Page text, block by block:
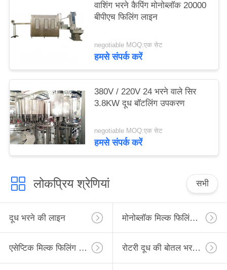
वाशिंग भरने कैपिंग मोनोब्लॉक 20000
बीपीएच फिलिंग लाइन
negotiable MOQ:एक सेट
हमसे संपर्क करें
380V / 220V 24 भरने वाले सिर
3.8KW दूध बॉटलिंग उपकरण
negotiable MOQ:एक सेट
हमसे संपर्क करें
लोकप्रिय श्रेणियां सभी
दूध भरने की लाइन मोनोब्लॉक मिल्क फिलिंग लाइन
एसेप्टिक मिल्क फिलिंग लाइन रोटरी दूध की बोतल भरने की लाइन